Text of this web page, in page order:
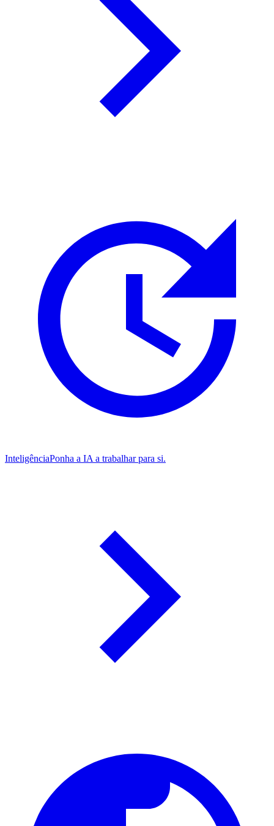
InteligênciaPonha a IA a trabalhar para si.